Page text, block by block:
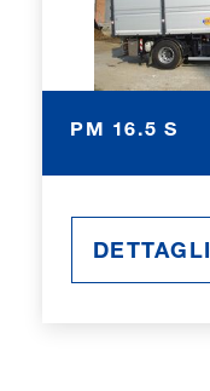
PM 16.5 S
DETTAGLI